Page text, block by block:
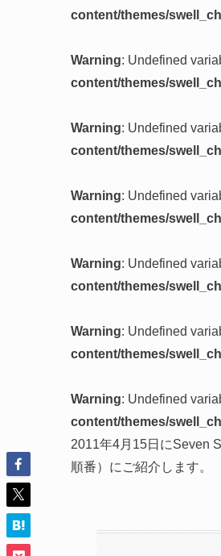
content/themes/
Warning: Undefined
content/themes/
Warning: Undefined
content/themes/
Warning: Undefined
content/themes/
Warning: Undefined
content/themes/
Warning: Undefined
content/themes/
Warning: Undefined
content/themes/
2011年4月15日にSeven
順番）にご紹介します。